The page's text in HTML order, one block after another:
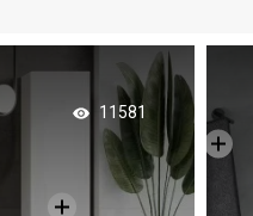
11581